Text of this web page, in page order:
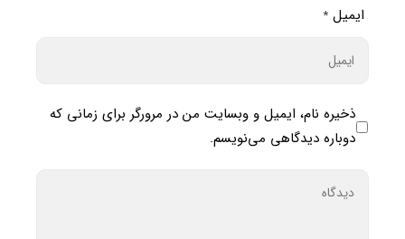
ایمیل *
ذخیره نام، ایمیل و وبسایت من در مرورگر برای زمانی که
دوباره دیدگاهی می‌نویسم.